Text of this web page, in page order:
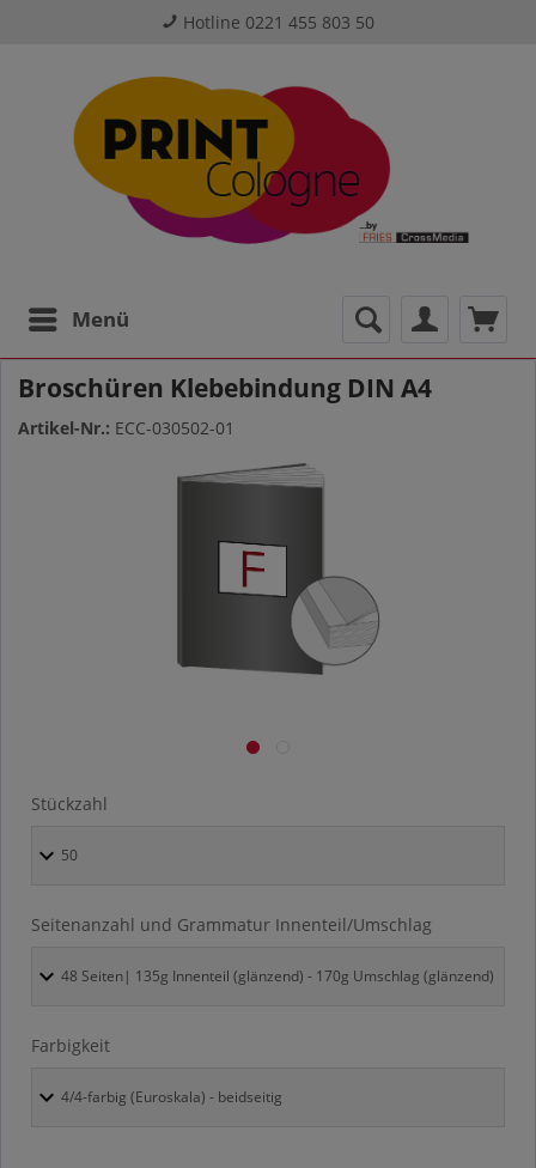
Hotline 0221 455 803 50
Menü
Broschüren Klebebindung DIN A4
Artikel-Nr.: ECC-030502-01
Stückzahl
Seitenanzahl und Grammatur Innenteil/Umschlag
Farbigkeit